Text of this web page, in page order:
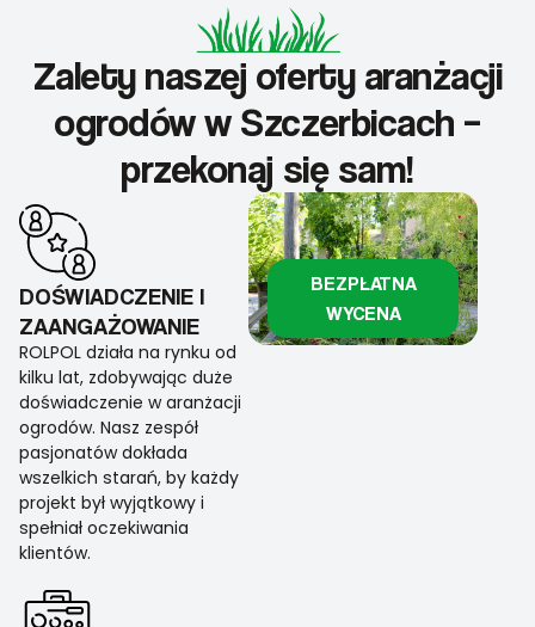
Zalety naszej oferty aranżacji
ogrodów w Szczerbicach –
przekonaj się sam!
DOŚWIADCZENIE I
ZAANGAŻOWANIE
ROLPOL działa na rynku od
kilku lat, zdobywając duże
doświadczenie w aranżacji
ogrodów. Nasz zespół
pasjonatów dokłada
wszelkich starań, by każdy
projekt był wyjątkowy i
spełniał oczekiwania
klientów.
BEZPŁATNA
WYCENA